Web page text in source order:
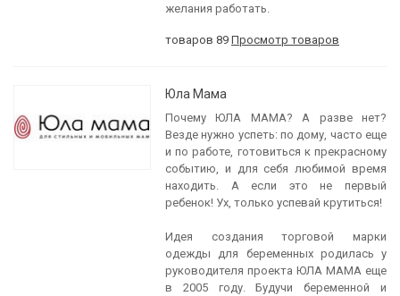
желания работать.
товаров 89 Просмотр товаров
Юла Мама
Почему ЮЛА МАМА? А разве нет?
Везде нужно успеть: по дому, часто еще
и по работе, готовиться к прекрасному
событию, и для себя любимой время
находить. А если это не первый
ребенок! Ух, только успевай крутиться!
Идея создания торговой марки
одежды для беременных родилась у
руководителя проекта ЮЛА МАМА еще
в 2005 году. Будучи беременной и